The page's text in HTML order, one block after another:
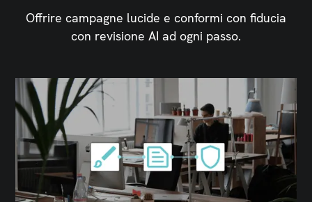
Offrire campagne lucide e conformi con fiducia
con revisione AI ad ogni passo.